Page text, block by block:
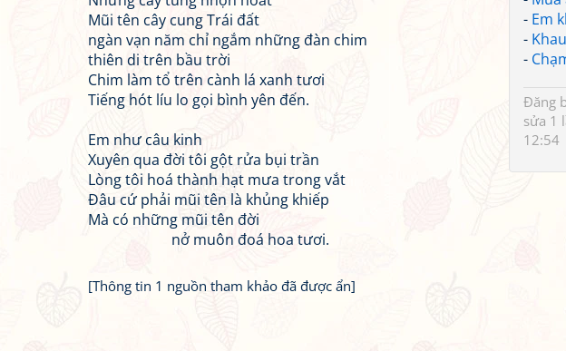
- Em
-
-
Đăng
sửa 1
12:54
Mũi tên cây cung Trái đất
ngàn vạn năm chỉ ngắm những đàn chim
thiên di trên bầu trời
Chim làm tổ trên cành lá xanh tươi
Tiếng hót líu lo gọi bình yên đến.
Em như câu kinh
Xuyên qua đời tôi gột rửa bụi trần
Lòng tôi hoá thành hạt mưa trong vắt
Đâu cứ phải mũi tên là khủng khiếp
Mà có những mũi tên đời
nở muôn đoá hoa tươi.
[Thông tin 1 nguồn tham khảo đã được ẩn]